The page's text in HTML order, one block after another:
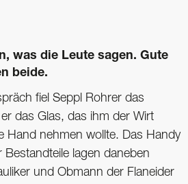
was die Leute sagen. Gute
beide.
fiel Seppl Rohrer das
das Glas, das ihm der Wirt
Hand nehmen wollte. Das Handy
Bestandteile lagen daneben
und Obmann der Flaneider